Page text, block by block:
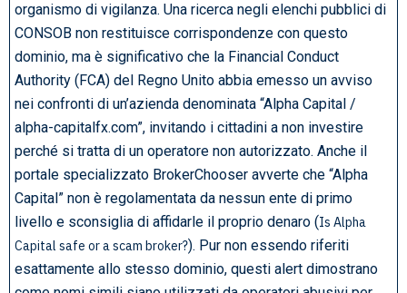
organismo di vigilanza. Una ricerca negli elenchi pubblici di
CONSOB non restituisce corrispondenze con questo
dominio, ma è significativo che la Financial Conduct
Authority (FCA) del Regno Unito abbia emesso un avviso
nei confronti di un’azienda denominata “Alpha Capital /
alpha-capitalfx.com”, invitando i cittadini a non investire
perché si tratta di un operatore non autorizzato. Anche il
portale specializzato BrokerChooser avverte che “Alpha
Capital” non è regolamentata da nessun ente di primo
livello e sconsiglia di affidarle il proprio denaro (Is Alpha
Capital safe or a scam broker?). Pur non essendo riferiti
esattamente allo stesso dominio, questi alert dimostrano